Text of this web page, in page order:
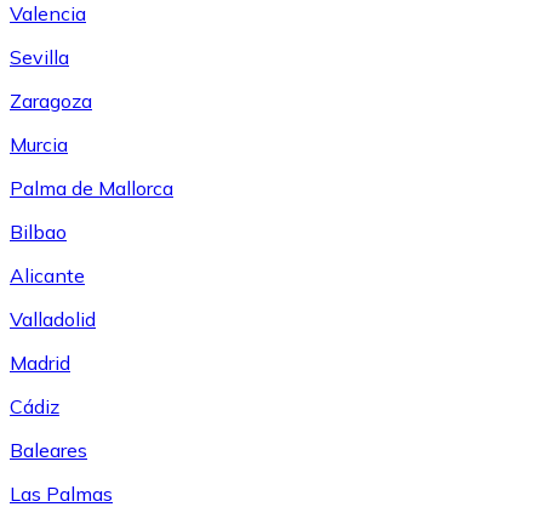
Valencia
Sevilla
Zaragoza
Murcia
Palma de Mallorca
Bilbao
Alicante
Valladolid
Madrid
Cádiz
Baleares
Las Palmas